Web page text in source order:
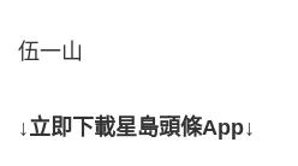
伍一山
↓立即下載星島頭條App↓